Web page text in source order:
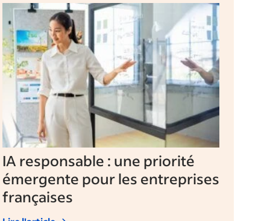
IA responsable : une priorité
émergente pour les entreprises
françaises